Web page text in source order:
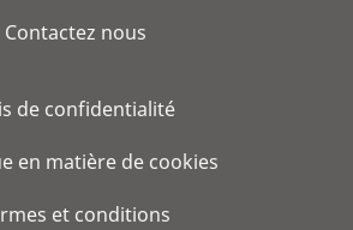
Contactez nous
de confidentialité
en matière de cookies
et conditions